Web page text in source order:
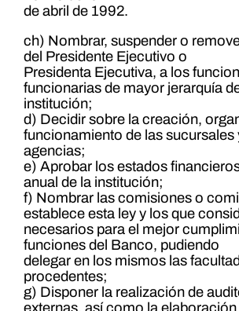
de abril de 1992.
ch) Nombrar, suspender o
del Presidente Ejecutivo o
Presidenta Ejecutiva, a los
funcionarias de mayor jerarquía
institución;
d) Decidir sobre la creación,
funcionamiento de las sucursales
agencias;
e) Aprobar los estados
anual de la institución;
f) Nombrar las comisiones o
establece esta ley y los que
necesarios para el mejor
funciones del Banco, pudiendo
delegar en los mismos las
procedentes;
g) Disponer la realización de